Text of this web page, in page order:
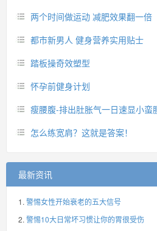
两个时间做运动 减肥效果翻一倍
都市新男人 健身营养实用贴士
踏板操奇效塑型
怀孕前健身计划
瘦腰腹-排出肚胀气一日速显小蛮
怎么练宽肩？这就是答案！
最新资讯
警惕女性开始衰老的五大信号
警惕10大日常坏习惯让你的胃很受伤